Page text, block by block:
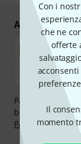
Con i
che ne
offerte
Il
momento
Acquisti e
Paga in tutta
bancario,
Paga in 3 rate